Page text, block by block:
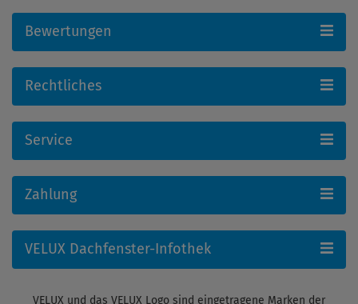
Bewertungen
Rechtliches
Service
Zahlung
VELUX Dachfenster-Infothek
VELUX und das VELUX Logo sind eingetragene Marken der